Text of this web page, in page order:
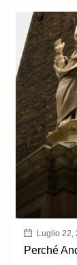
Luglio 22,
Perché